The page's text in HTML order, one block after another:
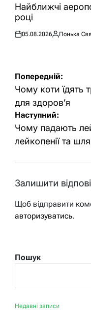
УНайближчі
році
Оприлюднено
05.08.2026
Опубліковано
Понька
Навігація
записів
Попередній:
Чому коти їдять
для здоров’я
Наступний:
Чому падають
лейкопенії та
Залишити
Щоб відправити
авторизуватись.
Пошук
Недавні записи